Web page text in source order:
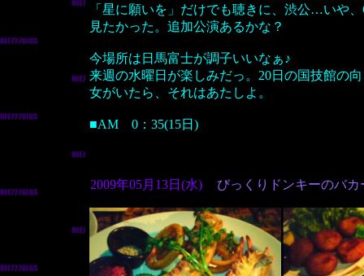
「星に願いを」だけでも聴きに、渋公…いや
見たかった。追加公演あるかな？
今場所は日馬富士が調子いいなぁ♪
来週の水曜日が楽しみだっ。20日の国技館の
女がいたら、それはあたしよ。
■AM 0：35(15日)
2009年05月13日(水) びっくりドンキーのバカ